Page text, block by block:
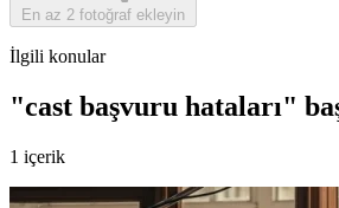
En az 2 fotoğraf ekleyin
İlgili konular
"cast başvuru hataları"
1 içerik